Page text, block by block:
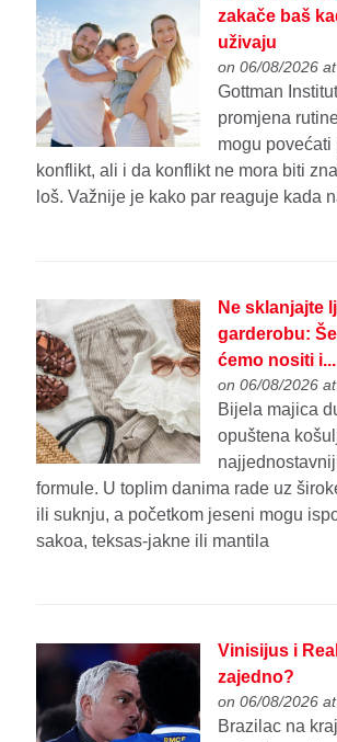
zakače baš
uživaju
on 06/08/2026
Gottman
promjena
mogu povećati
konflikt, ali i da konflikt ne mora biti
loš. Važnije je kako par reaguje kada
Ne sklanjajte
garderobu:
ćemo nositi i...
on 06/08/2026
Bijela majica
opuštena
formule. U toplim danima rade uz
ili suknju, a početkom jeseni mogu
sakoa, teksas-jakne ili mantila
Vinisijus i
zajedno?
on 06/08/2026
Brazilac na